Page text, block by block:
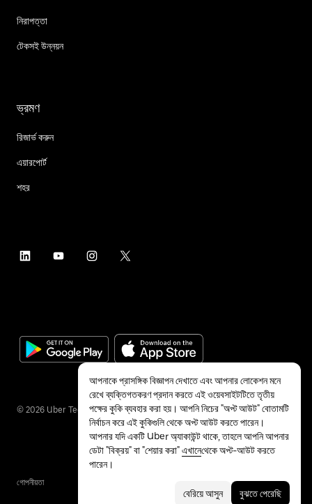
নিরাপত্তা
টেকসই উন্নয়ন
ভ্রমণ
রিজার্ভ করুন
এয়ারপোর্ট
শহর
© 2026 Uber Technologies Inc.
গোপনীয়তা
আপনাকে প্রাসঙ্গিক বিজ্ঞাপন দেখাতে এবং আপনার লোকেশন মনে
রেখে ব্যক্তিগতকরণ প্রদান করতে এই ওয়েবসাইটটিতে তৃতীয়
পক্ষের কুকি ব্যবহার করা হয়। আপনি নিচের "অপ্ট আউট" বোতামটি
নির্বাচন করে এই কুকিগুলি থেকে অপ্ট আউট করতে পারেন।
আপনার যদি একটি Uber অ্যাকাউন্ট থাকে, তাহলে আপনি আপনার
ডেটা "বিক্রয়" বা "শেয়ার করা"এখানেথেকে অপ্ট-আউট করতে
পারেন।
বেরিয়ে আসুন বুঝতে পেরেছি